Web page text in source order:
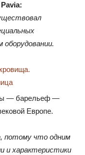
— барельеф —
Европе.
, потому что одним
и характеристики